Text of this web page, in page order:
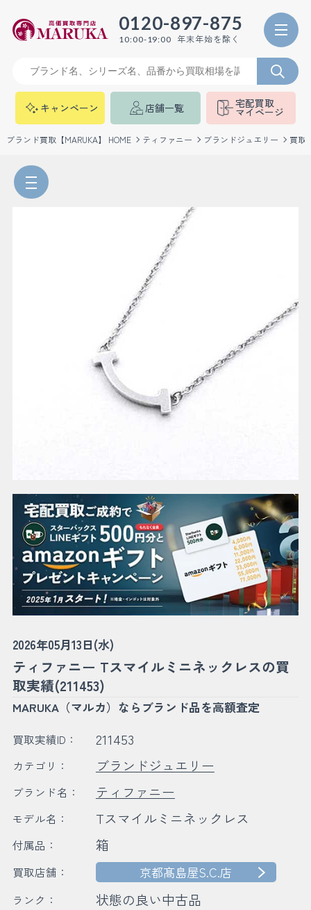
0120-897-875
10:00-19:00 年末年始を除く
キャンペーン 店舗一覧 宅配買取
マイページ
ブランド買取【MARUKA】 HOME ティファニー ブランドジュエリー 買取
2026年05月13日(水)
ティファニー Tスマイルミニネックレスの買
取実績(211453)
MARUKA（マルカ）ならブランド品を高額査定
買取実績ID： 211453
カテゴリ： ブランドジュエリー
ブランド名： ティファニー
モデル名： Tスマイルミニネックレス
付属品： 箱
買取店舗： 京都髙島屋S.C.店
ランク： 状態の良い中古品